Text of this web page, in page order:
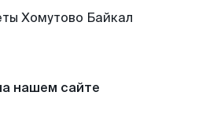
нашем сайте